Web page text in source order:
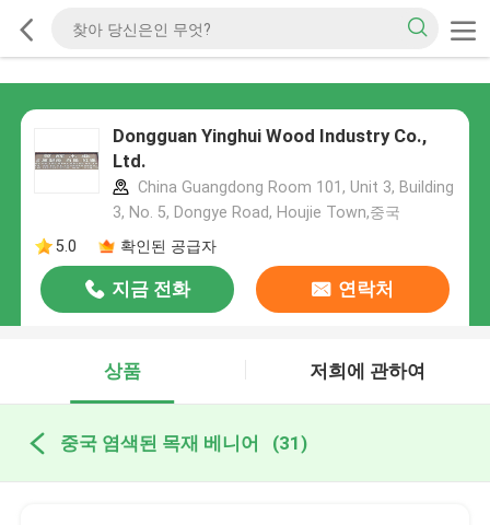
Dongguan Yinghui Wood Industry Co.,
Ltd.
China Guangdong Room 101, Unit 3, Building
3, No. 5, Dongye Road, Houjie Town,중국
5.0
확인된 공급자
지금 전화 연락처
상품 저희에 관하여
중국 염색된 목재 베니어 (31)